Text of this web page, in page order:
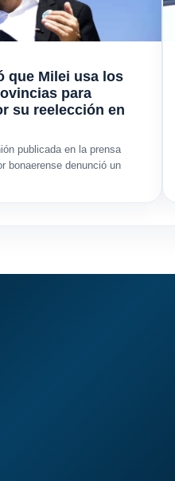
que Milei usa los
para
su reelección en
publicada en la prensa
bonaerense denunció un